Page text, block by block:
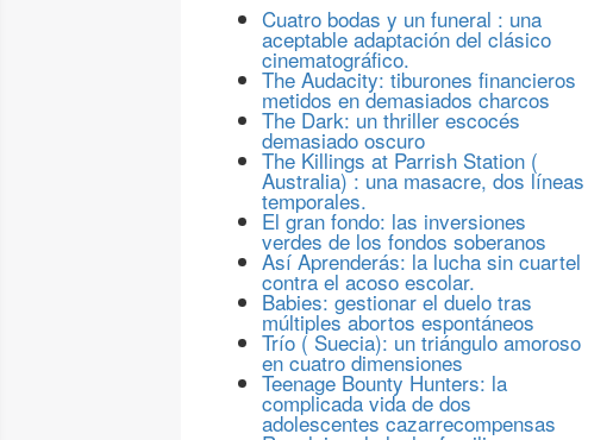
Cuatro bodas y un funeral : una
aceptable adaptación del clásico
cinematográfico.
The Audacity: tiburones financieros
metidos en demasiados charcos
The Dark: un thriller escocés
demasiado oscuro
The Killings at Parrish Station (
Australia) : una masacre, dos líneas
temporales.
El gran fondo: las inversiones
verdes de los fondos soberanos
Así Aprenderás: la lucha sin cuartel
contra el acoso escolar.
Babies: gestionar el duelo tras
múltiples abortos espontáneos
Trío ( Suecia): un triángulo amoroso
en cuatro dimensiones
Teenage Bounty Hunters: la
complicada vida de dos
adolescentes cazarrecompensas